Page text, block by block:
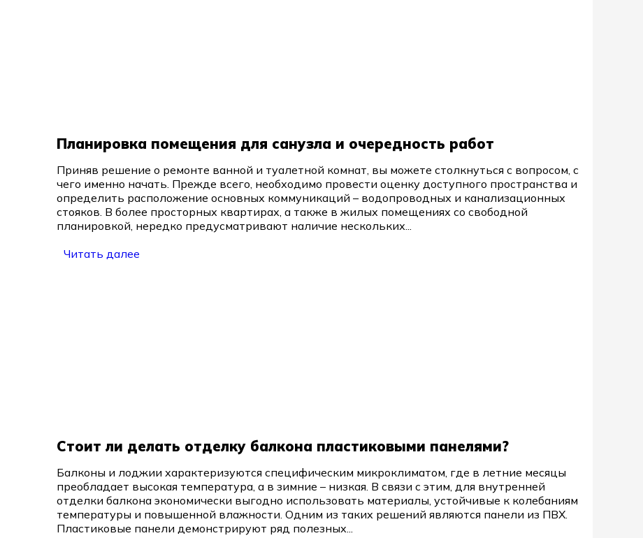
Планировка помещения для санузла и очередность работ
Приняв решение о ремонте ванной и туалетной комнат, вы можете столкнуться с вопросом, с
чего именно начать. Прежде всего, необходимо провести оценку доступного пространства и
определить расположение основных коммуникаций – водопроводных и канализационных
стояков. В более просторных квартирах, а также в жилых помещениях со свободной
планировкой, нередко предусматривают наличие нескольких...
Читать далее
Стоит ли делать отделку балкона пластиковыми панелями?
Балконы и лоджии характеризуются специфическим микроклиматом, где в летние месяцы
преобладает высокая температура, а в зимние – низкая. В связи с этим, для внутренней
отделки балкона экономически выгодно использовать материалы, устойчивые к колебаниям
температуры и повышенной влажности. Одним из таких решений являются панели из ПВХ.
Пластиковые панели демонстрируют ряд полезных...